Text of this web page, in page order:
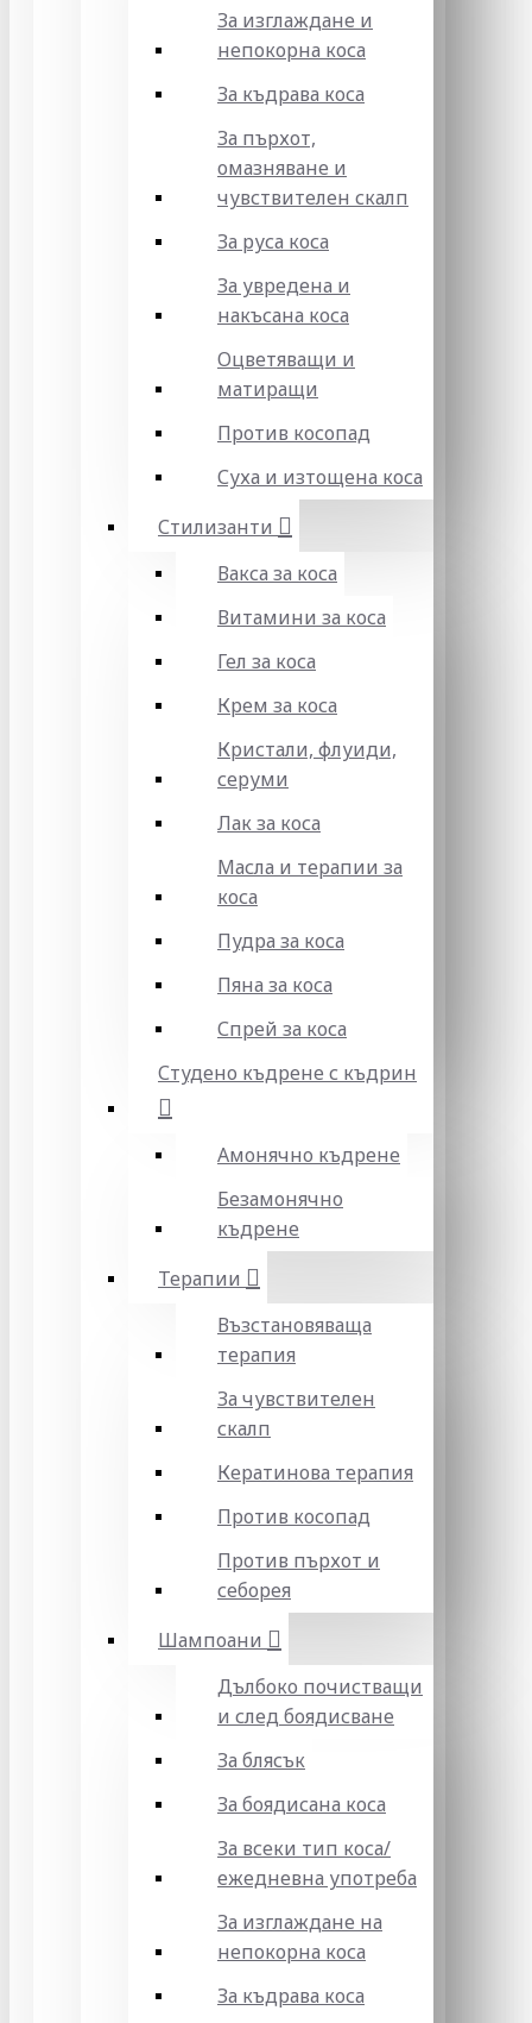
За изглаждане и
непокорна коса
За къдрава коса
За пърхот,
омазняване и
чувствителен скалп
За руса коса
За увредена и
накъсана коса
Оцветяващи и
матиращи
Против косопад
Суха и изтощена коса
Стилизанти
Вакса за коса
Витамини за коса
Гел за коса
Крем за коса
Кристали, флуиди,
серуми
Лак за коса
Масла и терапии за
коса
Пудра за коса
Пяна за коса
Спрей за коса
Студено къдрене с къдрин
Амонячно къдрене
Безамонячно
къдрене
Терапии
Възстановяваща
терапия
За чувствителен
скалп
Кератинова терапия
Против косопад
Против пърхот и
себорея
Шампоани
Дълбоко почистващи
и след боядисване
За блясък
За боядисана коса
За всеки тип коса/
ежедневна употреба
За изглаждане на
непокорна коса
За къдрава коса